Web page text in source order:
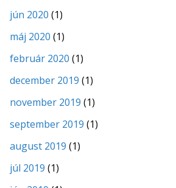
jún 2020 (1)
máj 2020 (1)
február 2020 (1)
december 2019 (1)
november 2019 (1)
september 2019 (1)
august 2019 (1)
júl 2019 (1)